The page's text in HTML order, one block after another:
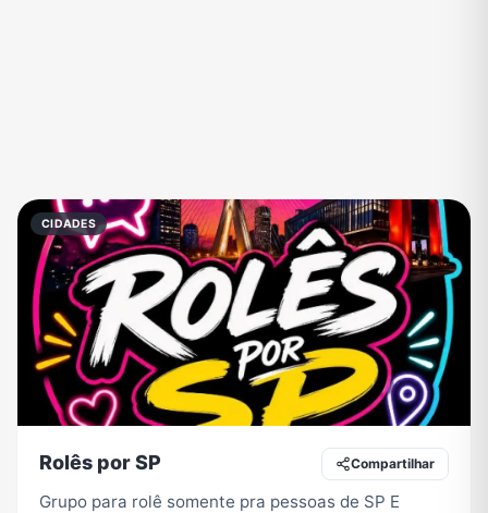
Notícias Outros Política Profissões
Receitas Redes Sociais Religião Shitpost
CIDADES
Rolês por SP Compartilhar
Grupo para rolê somente pra pessoas de SP E